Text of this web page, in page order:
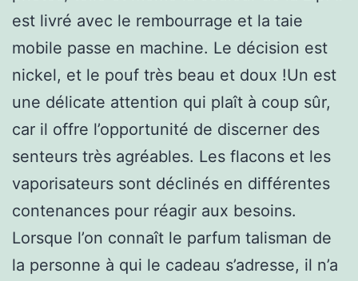
est livré avec le rembourrage et la taie
mobile passe en machine. Le décision est
nickel, et le pouf très beau et doux !Un est
une délicate attention qui plaît à coup sûr,
car il offre l’opportunité de discerner des
senteurs très agréables. Les flacons et les
vaporisateurs sont déclinés en différentes
contenances pour réagir aux besoins.
Lorsque l’on connaît le parfum talisman de
la personne à qui le cadeau s’adresse, il n’a